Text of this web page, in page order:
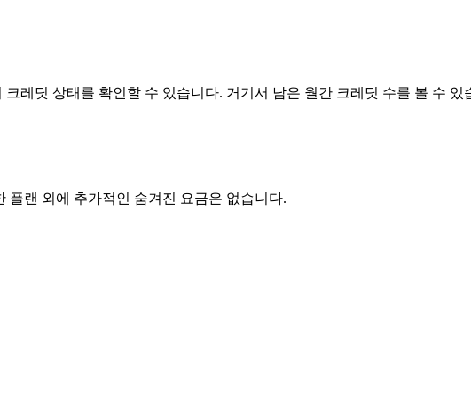
레딧 상태를 확인할 수 있습니다. 거기서 남은 월간 크레딧 수를 볼 수 있
플랜 외에 추가적인 숨겨진 요금은 없습니다.